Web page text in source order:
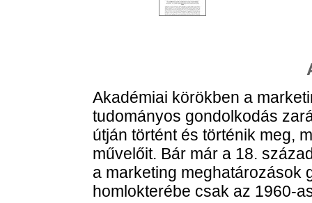
Akadémiai körökben a
tudományos gondolkodás
útján történt és történik meg,
művelőit. Bár már a 18.
a marketing meghatározások
homlokterébe csak az 1960-